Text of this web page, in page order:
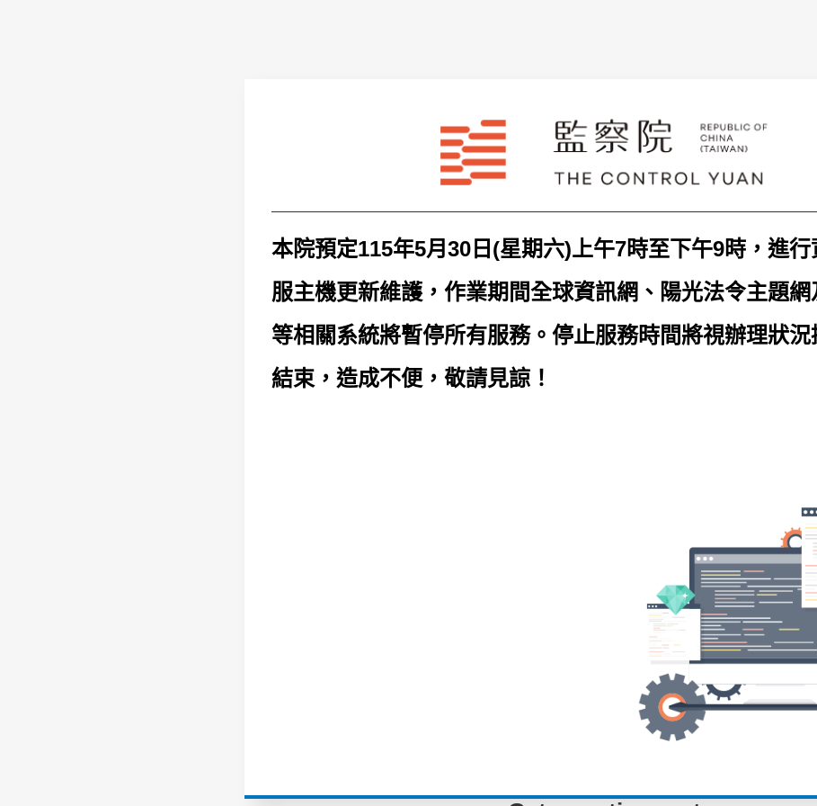
本院預定115年5月30日(星期六)上午7時至下午9時，進行
服主機更新維護，作業期間全球資訊網、陽光法令主題
等相關系統將暫停所有服務。停止服務時間將視辦理狀
結束，造成不便，敬請見諒！